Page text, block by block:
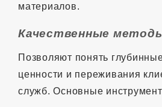
материалов.
Качественные
Позволяют понять
ценности и переживания
служб. Основные